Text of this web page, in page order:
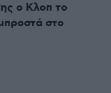
ο Κλοπ το
στο